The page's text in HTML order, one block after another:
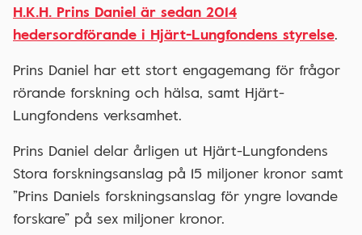
H.K.H. Prins Daniel är sedan 2014
hedersordförande i Hjärt-Lungfondens styrelse.
Prins Daniel har ett stort engagemang för frågor
rörande forskning och hälsa, samt Hjärt-
Lungfondens verksamhet.
Prins Daniel delar årligen ut Hjärt-Lungfondens
Stora forskningsanslag på 15 miljoner kronor samt
”Prins Daniels forskningsanslag för yngre lovande
forskare” på sex miljoner kronor.